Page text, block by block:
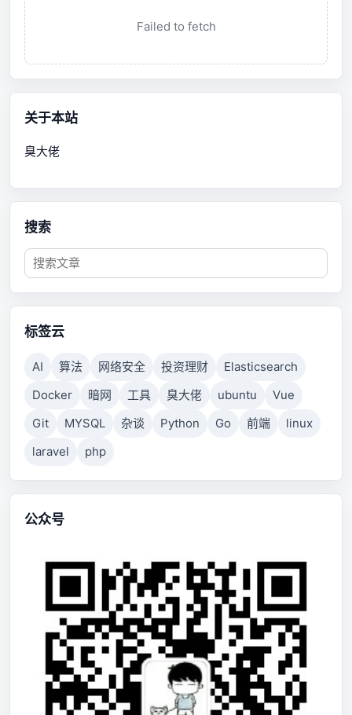
Failed to fetch
关于本站
臭大佬
搜索
标签云
AI 算法 网络安全 投资理财
Elasticsearch
Docker
暗网 工具 臭大佬 ubuntu
Vue
Git
MYSQL 杂谈 Python Go 前端
linux
laravel
php
公众号